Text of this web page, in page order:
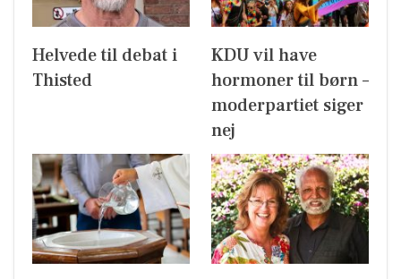
Helvede til debat i
Thisted
KDU vil have
hormoner til børn –
moderpartiet siger
nej